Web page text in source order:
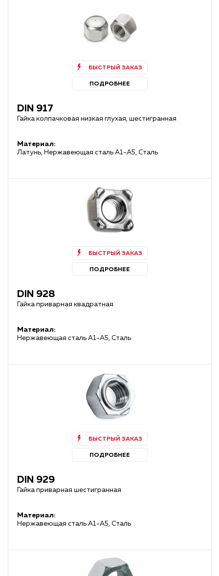
БЫСТРЫЙ ЗАКАЗ
ПОДРОБНЕЕ
DIN 917
Гайка колпачковая низкая глухая, шестигранная
Материал:
Латунь, Нержавеющая сталь А1-А5, Сталь
БЫСТРЫЙ ЗАКАЗ
ПОДРОБНЕЕ
DIN 928
Гайка приварная квадратная
Материал:
Нержавеющая сталь А1-А5, Сталь
БЫСТРЫЙ ЗАКАЗ
ПОДРОБНЕЕ
DIN 929
Гайка приварная шестигранная
Материал:
Нержавеющая сталь А1-А5, Сталь